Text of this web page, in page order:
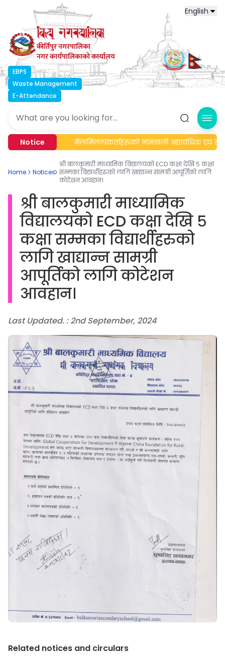
English
कीर्तिपुर नगरपालिका
नगर कार्यपालिकाको कार्यालय
EBPS
Waste Management
E-Attendance
Notice
सूचना। New मेलमिलापकर्ताहरुको नामावली अद्यावधिक एवं
Home Notices
श्री बालकुमारी माध्यामिक विद्यालयको ECD कक्षा देखि ५ कक्षा
सम्मका विद्यार्थीहरुको लागि खाद्यान्न सामग्री आपूर्तिको लागि
कोटेशन आवहान।
श्री बालकुमारी माध्यामिक
विद्यालयको ECD कक्षा देखि ५
कक्षा सम्मका विद्यार्थीहरुको
लागि खाद्यान्न सामग्री
आपूर्तिको लागि कोटेशन
आवहान।
Last Updated. : 2nd September, 2024
Related notices and circulars